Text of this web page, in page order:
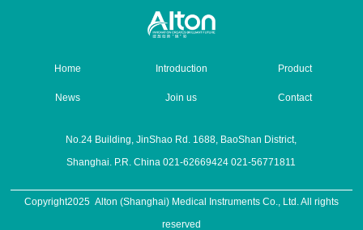
Home Introduction Product
News Join us Contact
No.24 Building, JinShao Rd. 1688, BaoShan District,
Shanghai. P.R. China 021-62669424 021-56771811
Copyright2025 Alton (Shanghai) Medical Instruments Co., Ltd. All rights
reserved